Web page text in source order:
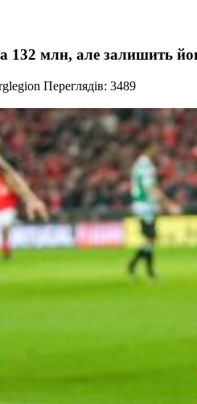
132 млн, але залишить
Переглядів: 3489